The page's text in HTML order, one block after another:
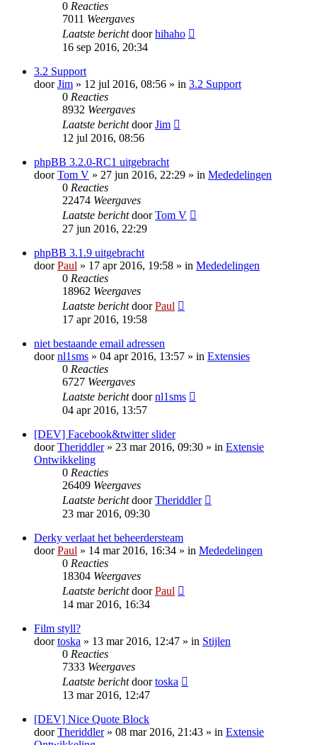
0 Reacties
7011 Weergaves
Laatste berichtdoorhihaho
16 sep 2016, 20:34
3.2 Support
doorJim » 12 jul 2016, 08:56 » in 3.2 Support
0 Reacties
8932 Weergaves
Laatste berichtdoorJim
12 jul 2016, 08:56
phpBB 3.2.0-RC1 uitgebracht
doorTom V » 27 jun 2016, 22:29 » in Mededelingen
0 Reacties
22474 Weergaves
Laatste berichtdoorTom V
27 jun 2016, 22:29
phpBB 3.1.9 uitgebracht
doorPaul » 17 apr 2016, 19:58 » in Mededelingen
0 Reacties
18962 Weergaves
Laatste berichtdoorPaul
17 apr 2016, 19:58
niet bestaande email adressen
doornl1sms » 04 apr 2016, 13:57 » in Extensies
0 Reacties
6727 Weergaves
Laatste berichtdoornl1sms
04 apr 2016, 13:57
[DEV] Facebook&twitter slider
doorTheriddler» 23 mar 2016, 09:30 » in Extensie
Ontwikkeling
0 Reacties
26409 Weergaves
Laatste berichtdoorTheriddler
23 mar 2016, 09:30
Derky verlaat het beheerdersteam
doorPaul » 14 mar 2016, 16:34 » in Mededelingen
0 Reacties
18304 Weergaves
Laatste berichtdoorPaul
14 mar 2016, 16:34
Film styll?
doortoska » 13 mar 2016, 12:47 » in Stijlen
0 Reacties
7333 Weergaves
Laatste berichtdoortoska
13 mar 2016, 12:47
[DEV] Nice Quote Block
doorTheriddler» 08 mar 2016, 21:43 » in Extensie